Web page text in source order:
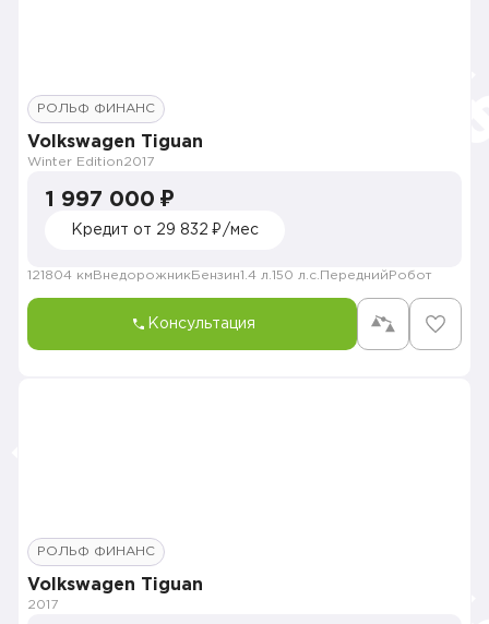
РОЛЬФ ФИНАНС
Volkswagen Tiguan
Winter Edition2017
1 997 000 ₽
Кредит от 29 832 ₽/мес
121804 км Внедорожник Бензин1.4 л. 150 л.с. Передний Робот
Консультация
РОЛЬФ ФИНАНС
Volkswagen Tiguan
2017